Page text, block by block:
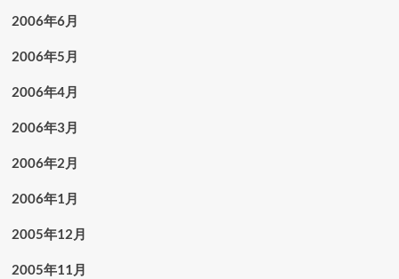
2006年6月
2006年5月
2006年4月
2006年3月
2006年2月
2006年1月
2005年12月
2005年11月